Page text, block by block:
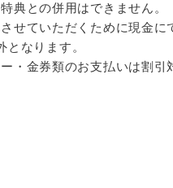
典との併用はできません。
せていただくために現金に
なります。
・金券類のお支払いは割引